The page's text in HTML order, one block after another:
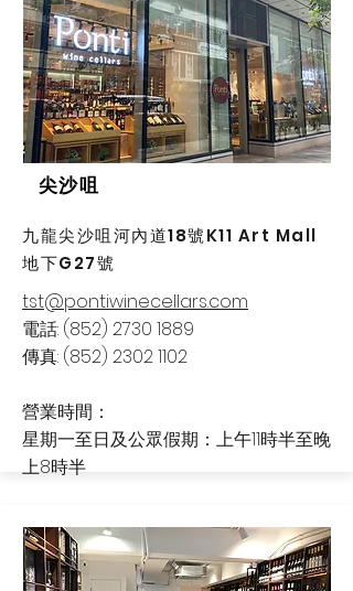
尖沙咀
九龍尖沙咀河內道18號K11 Art Mall
地下G27號
tst@pontiwinecellars.com
電話: (852) 2730 1889
傳真: (852) 2302 1102
營業時間：
星期一至日及公眾假期：上午11時半至晚
上8時半